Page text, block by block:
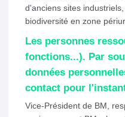
d'anciens sites
biodiversité en zone
Les personnes
fonctions...). Par
données
contact pour
Vice-Président de BM,